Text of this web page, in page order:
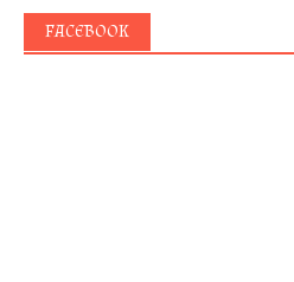
FACEBOOK